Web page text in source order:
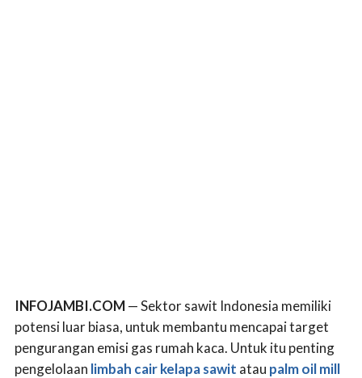
INFOJAMBI.COM— Sektor sawit Indonesia memiliki
potensi luar biasa, untuk membantu mencapai target
pengurangan emisi gas rumah kaca. Untuk itu penting
pengelolaan limbah cair kelapa sawit atau palm oil mill